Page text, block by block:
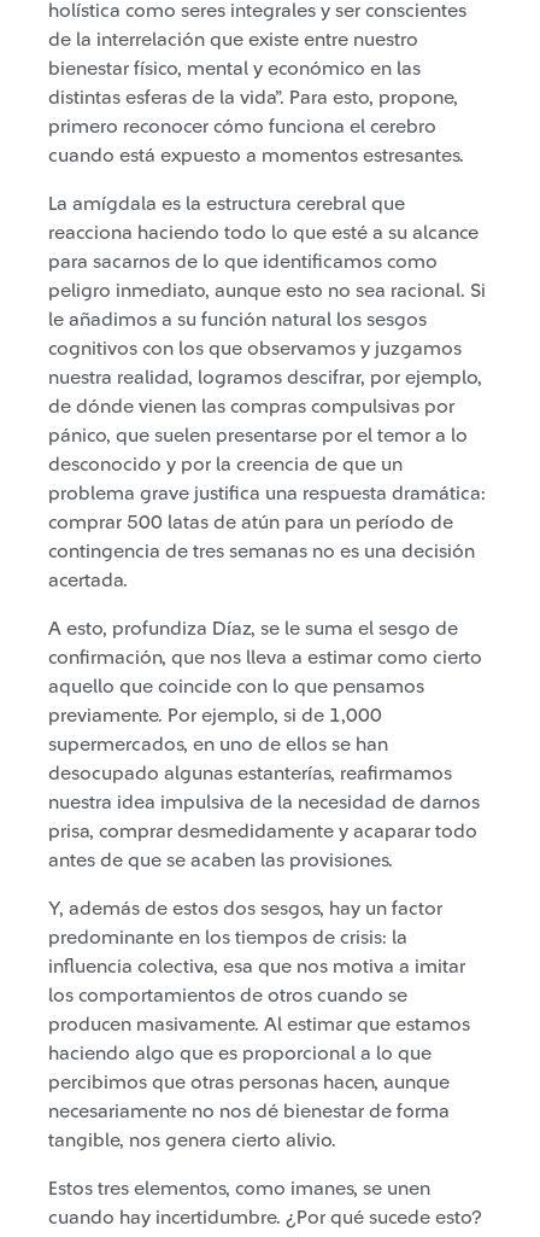
holística como seres integrales y ser conscientes
de la interrelación que existe entre nuestro
bienestar físico, mental y económico en las
distintas esferas de la vida”. Para esto, propone,
primero reconocer cómo funciona el cerebro
cuando está expuesto a momentos estresantes.
La amígdala es la estructura cerebral que
reacciona haciendo todo lo que esté a su alcance
para sacarnos de lo que identificamos como
peligro inmediato, aunque esto no sea racional. Si
le añadimos a su función natural los sesgos
cognitivos con los que observamos y juzgamos
nuestra realidad, logramos descifrar, por ejemplo,
de dónde vienen las compras compulsivas por
pánico, que suelen presentarse por el temor a lo
desconocido y por la creencia de que un
problema grave justifica una respuesta dramática:
comprar 500 latas de atún para un período de
contingencia de tres semanas no es una decisión
acertada.
A esto, profundiza Díaz, se le suma el sesgo de
confirmación, que nos lleva a estimar como cierto
aquello que coincide con lo que pensamos
previamente. Por ejemplo, si de 1,000
supermercados, en uno de ellos se han
desocupado algunas estanterías, reafirmamos
nuestra idea impulsiva de la necesidad de darnos
prisa, comprar desmedidamente y acaparar todo
antes de que se acaben las provisiones.
Y, además de estos dos sesgos, hay un factor
predominante en los tiempos de crisis: la
influencia colectiva, esa que nos motiva a imitar
los comportamientos de otros cuando se
producen masivamente. Al estimar que estamos
haciendo algo que es proporcional a lo que
percibimos que otras personas hacen, aunque
necesariamente no nos dé bienestar de forma
tangible, nos genera cierto alivio.
Estos tres elementos, como imanes, se unen
cuando hay incertidumbre. ¿Por qué sucede esto?